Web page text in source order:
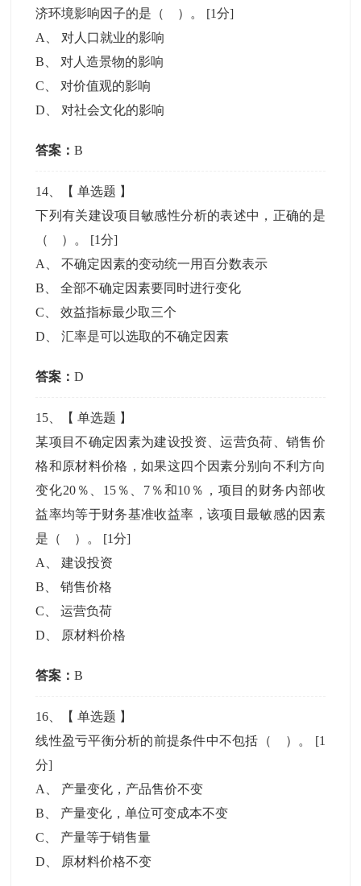
济环境影响因子的是（ ）。 [1分]
A
对人口就业的影响
B
对人造景物的影响
C
对价值观的影响
D
对社会文化的影响
答案：B
14 、【单选题 】
下列有关建设项目敏感性分析的表述中，正确的是
（ ）。 [1分]
A
、不确定因素的变动统一用百分数表示
B 、全部不确定因素要同时进行变化
C 、效益指标最少取三个
D 、汇率是可以选取的不确定因素
答案：D
15 、【单选题 】
某项目不确定因素为建设投资、运营负荷、销售价
格和原材料价格，如果这四个因素分别向不利方向
变化20％、15％、7％和10％，项目的财务内部收
益率均等于财务基准收益率，该项目最敏感的因素
是（ ）。 [1分]
A
、建设投资
B 、销售价格
C 、运营负荷
D
原材料价格
答案：B
16 、【单选题 】
线性盈亏平衡分析的前提条件中不包括（ ）。 [1
分]
A
产量变化，产品售价不变
B
产量变化，单位可变成本不变
C
产量等于销售量
D
原材料价格不变